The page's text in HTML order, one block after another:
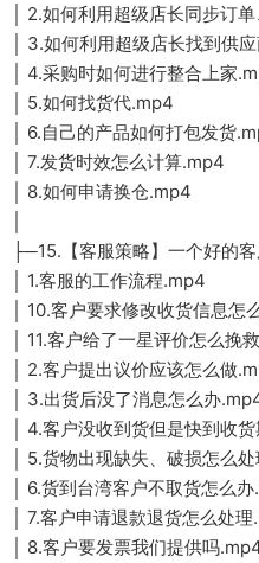
│ 2.如何利用超级店长同步订
│ 3.如何利用超级店长找到供
│ 4.采购时如何进行整合上家
│ 5.如何找货代.mp4
│ 6.自己的产品如何打包发货
│ 7.发货时效怎么计算.mp4
│ 8.如何申请换仓.mp4
├─15.【客服策略】一个好的
│ 1.客服的工作流程.mp4
│ 10.客户要求修改收货信息怎
│ 11.客户给了一星评价怎么挽
│ 2.客户提出议价应该怎么做
│ 3.出货后没了消息怎么办
│ 4.客户没收到货但是快到收
│ 5.货物出现缺失、破损怎么
│ 6.货到台湾客户不取货怎么
│ 7.客户申请退款退货怎么处
│ 8.客户要发票我们提供吗